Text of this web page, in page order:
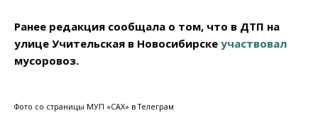
Ранее редакция сообщала о том, что в ДТП на
улице Учительская в Новосибирске участвовал
мусоровоз.
Фото со страницы МУП «САХ» в Телеграм